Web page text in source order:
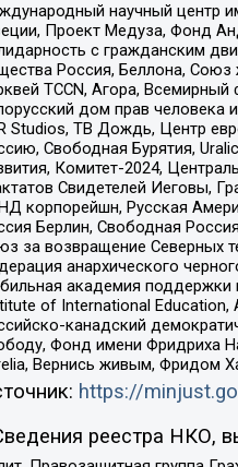
научный центр
Проект Медуза, Фонд
с гражданским
Россия, Беллона, Союз
TCCN, Агора,
дом прав человека
Studios, ТВ Дождь, Центр
Свободная Бурятия,
Комитет-2024,
Свидетелей Иеговы,
корпорейшн, Русская
Берлин, Свободная
за возвращение Северных
анархического
академия поддержки
of International
канадский
Фонд имени Фридриха
Вернись живым, Фридом
https://
реестра НКО,